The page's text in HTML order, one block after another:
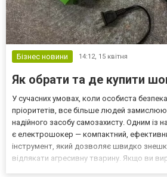
Бізнес новини 14:12, 15 квітня
Як обрати та де купити
У сучасних умовах, коли особиста
пріоритетів, все більше людей
надійного засобу самозахисту. Одним із
є електрошокер — компактний,
інструмент, який дозволяє швидко
відлякати агресивну тварину. Якщо ви